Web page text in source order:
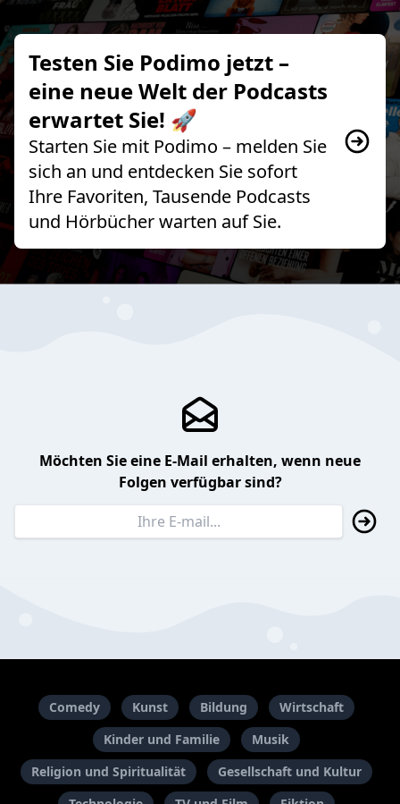
Testen Sie Podimo jetzt –
eine neue Welt der Podcasts
erwartet Sie! 🚀
Starten Sie mit Podimo – melden Sie
sich an und entdecken Sie sofort
Ihre Favoriten, Tausende Podcasts
und Hörbücher warten auf Sie.
Möchten Sie eine E-Mail erhalten, wenn neue
Folgen verfügbar sind?
Comedy Kunst Bildung
Wirtschaft
Kinder und Familie
Musik
Religion und Spiritualität
Gesellschaft und Kultur